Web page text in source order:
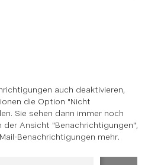
auch deaktivieren,
die Option "Nicht
Sie sehen dann immer noch
der Ansicht "Benachrichtigungen",
Benachrichtigungen mehr.